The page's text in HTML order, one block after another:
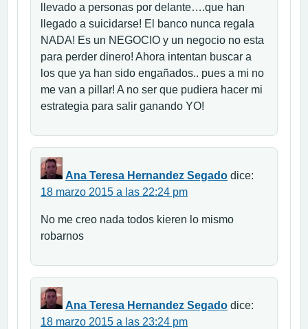
llevado a personas por delante….que han
llegado a suicidarse! El banco nunca regala
NADA! Es un NEGOCIO y un negocio no esta
para perder dinero! Ahora intentan buscar a
los que ya han sido engañados.. pues a mi no
me van a pillar! A no ser que pudiera hacer mi
estrategia para salir ganando YO!
Ana Teresa Hernandez Segado dice:
18 marzo 2015 a las 22:24 pm
No me creo nada todos kieren lo mismo
robarnos
Ana Teresa Hernandez Segado dice:
18 marzo 2015 a las 23:24 pm